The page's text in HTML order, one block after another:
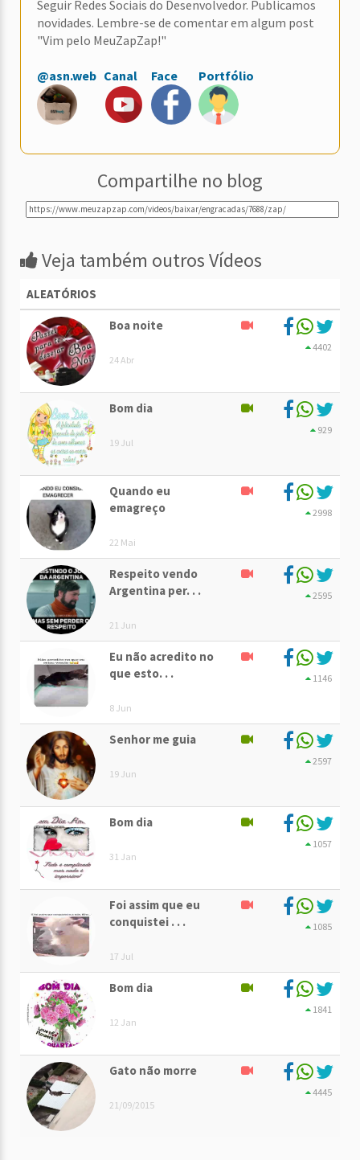
Seguir Redes Sociais do Desenvolvedor. Publicamos
novidades. Lembre-se de comentar em algum post
"Vim pelo MeuZapZap!"
@asn.web Canal Face Portfólio
Compartilhe no blog
Veja também outros Vídeos
ALEATÓRIOS
Boa noite
24 Abr
4402
Bom dia
19 Jul
929
Quando eu
emagreço
22 Mai
2998
Respeito vendo
Argentina per. . .
21 Jun
2595
Eu não acredito no
que esto. . .
8 Jun
1146
Senhor me guia
19 Jun
2597
Bom dia
31 Jan
1057
Foi assim que eu
conquistei . . .
17 Jul
1085
Bom dia
12 Jan
1841
Gato não morre
21/09/2015
4445